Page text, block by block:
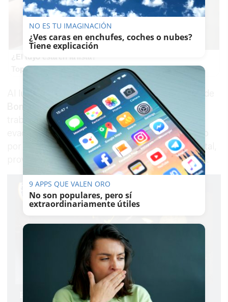
¿El tuyo está en la lista?
Top pasaportes que te dejan viajar sin visado
Al lugar se desplazaron de inmediato efectivos de
Bomberos, Policía Local y Guardia Civil
trabajaron para extinguir el fuego y coordinar la
evacuación de los residentes. El humo generado
por el siniestro, confinado en el interior del portal,
provocó que tres vecinos sufrieran intoxicación.
Fuego en la cochera de una casa de El
NO ES TU IMAGINACIÓN
¿Ves caras en enchufes, coches o nubes?
Tiene explicación
9 APPS QUE VALEN ORO
No son populares, pero sí
extraordinariamente útiles